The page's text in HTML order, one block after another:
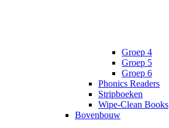
Groep 4
Groep 5
Groep 6
Phonics Readers
Stripboeken
Wipe-Clean Books
Bovenbouw